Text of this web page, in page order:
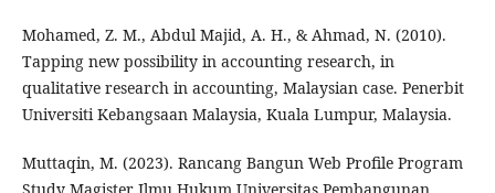
Mohamed, Z. M., Abdul Majid, A. H., & Ahmad, N. (2010).
Tapping new possibility in accounting research, in
qualitative research in accounting, Malaysian case. Penerbit
Universiti Kebangsaan Malaysia, Kuala Lumpur, Malaysia.
Muttaqin, M. (2023). Rancang Bangun Web Profile Program